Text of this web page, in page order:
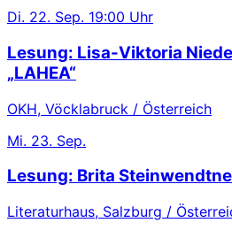
Di. 22. Sep. 19:00 Uhr
Lesung: Lisa-Viktoria
„LAHEA“
OKH, Vöcklabruck / Österreich
Mi. 23. Sep.
Lesung: Brita
Literaturhaus, Salzburg /